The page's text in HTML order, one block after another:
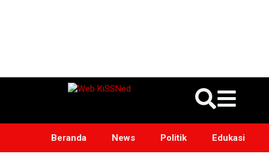
Beranda News Politik Edukasi